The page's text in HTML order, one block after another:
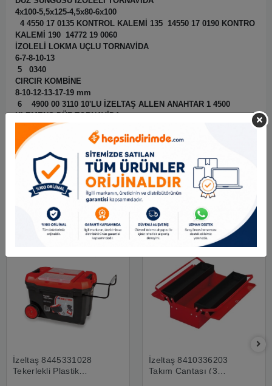
4x100-5,5x125-4,5x80-6x100
4 4550 17 0135 KONTROL KALEMİ 135 14550 17 0190 KONTRO
KALEMİ 190 14772 19 0060
İZOLELİ LOKMA UÇLU TORNAVİDA
6-7-8-10-13
5 0340
CIRCIR KOMBİNE
8-10-12-13-17-19 mm
6 4900 00 3110 10'LU İZELTAŞ ALLEN ANAHTAR 1 4500
KLEMENS DÜZ TORNAVİDA
3x80-3x100-3x125-3x60-4x80
53700 16 4160 160 mm ROD İZOLE YAN KESKİ 13220 13
4160 ROD İZOLE UZUN DÜZ KARGABURUN 160 mm 13020 12
4180 ROD İZOLE KOMBİNE PENSE 180 mm 1
Benzer Ürünler
İzeltaş 8445331028
Tekerlekli Plastik
İzeltaş 8410336203
Takım Çantası (3